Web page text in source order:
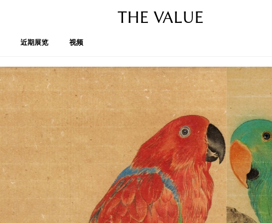
THE VALUE
近期展览 视频